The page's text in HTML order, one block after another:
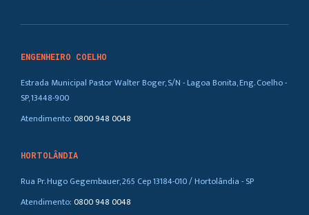
ENGENHEIRO COELHO
Estrada Municipal Pastor Walter Boger, S/N - Lagoa Bonita, Eng. Coelho -
SP, 13448-900
Atendimento:0800 948 0048
HORTOLÂNDIA
Rua Pr. Hugo Gegembauer, 265 Cep 13184-010 / Hortolândia - SP
Atendimento:0800 948 0048